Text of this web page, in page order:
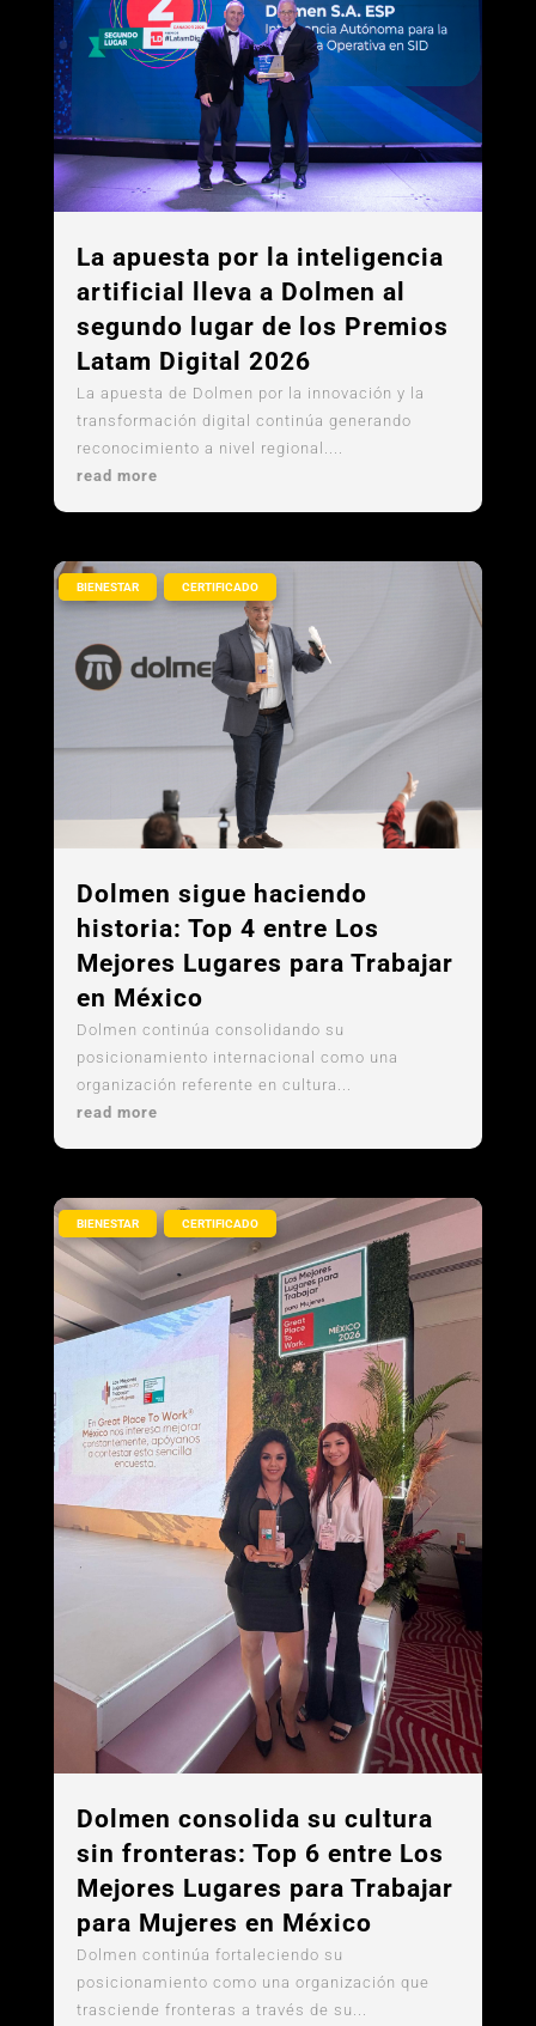
La apuesta por la inteligencia
artificial lleva a Dolmen al
segundo lugar de los Premios
Latam Digital 2026
La apuesta de Dolmen por la innovación y la
transformación digital continúa generando
reconocimiento a nivel regional....
read more
Dolmen sigue haciendo
historia: Top 4 entre Los
Mejores Lugares para Trabajar
en México
BIENESTAR CERTIFICADO
Dolmen continúa consolidando su
posicionamiento internacional como una
organización referente en cultura...
read more
Dolmen consolida su cultura
sin fronteras: Top 6 entre Los
Mejores Lugares para Trabajar
para Mujeres en México
BIENESTAR CERTIFICADO
Dolmen continúa fortaleciendo su
posicionamiento como una organización que
trasciende fronteras a través de su...